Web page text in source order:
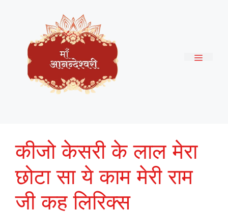
content
कीजो केसरी के लाल मेरा
छोटा सा ये काम मेरी राम
जी कह लिरिक्स